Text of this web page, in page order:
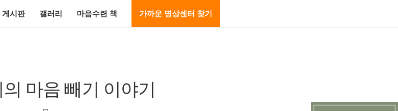
게시판 갤러리 마음수련 책 가까운 명상센터 찾기
마음 빼기 이야기